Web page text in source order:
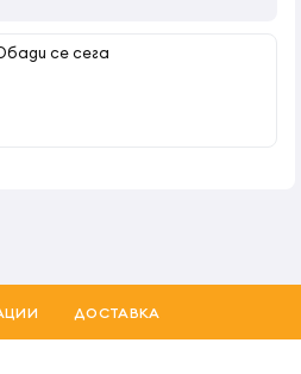
се сега
ДОСТАВКА